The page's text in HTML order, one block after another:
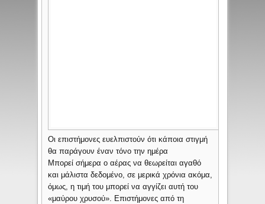
Οι επιστήμονες ευελπιστούν ότι κάποια στιγμή
θα παράγουν έναν τόνο την ημέρα
Μπορεί σήμερα ο αέρας να θεωρείται αγαθό
και μάλιστα δεδομένο, σε μερικά χρόνια ακόμα,
όμως, η τιμή του μπορεί να αγγίζει αυτή του
«μαύρου χρυσού». Επιστήμονες από τη